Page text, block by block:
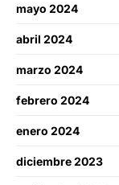
mayo 2024
abril 2024
marzo 2024
febrero 2024
enero 2024
diciembre 2023